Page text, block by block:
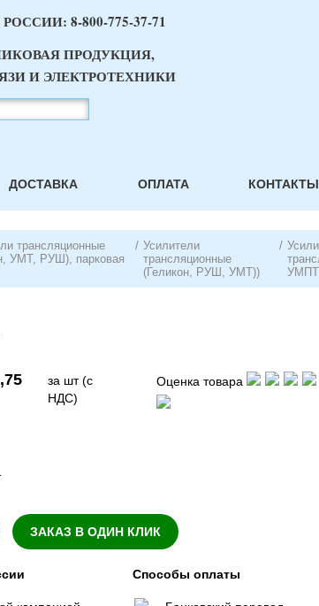
РОССИИ: 8-800-775-37-71
ПРОДУКЦИЯ,
И ЭЛЕКТРОТЕХНИКИ
ДОСТАВКА ОПЛАТА КОНТАКТЫ
трансляционные
УМТ, РУШ), парковая
/ Усилители
трансляционные
(Геликон, РУШ, УМТ))
/
УМПТ
за шт (с
НДС)
Оценка товара
ЗАКАЗ В ОДИН КЛИК
Способы оплаты